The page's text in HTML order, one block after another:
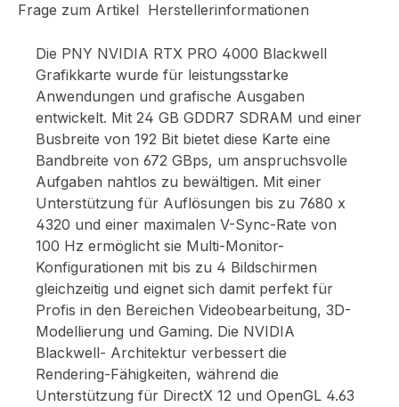
Frage zum Artikel Herstellerinformationen
Die PNY NVIDIA RTX PRO 4000 Blackwell
Grafikkarte wurde für leistungsstarke
Anwendungen und grafische Ausgaben
entwickelt. Mit 24 GB GDDR7 SDRAM und einer
Busbreite von 192 Bit bietet diese Karte eine
Bandbreite von 672 GBps, um anspruchsvolle
Aufgaben nahtlos zu bewältigen. Mit einer
Unterstützung für Auflösungen bis zu 7680 x
4320 und einer maximalen V-Sync-Rate von
100 Hz ermöglicht sie Multi-Monitor-
Konfigurationen mit bis zu 4 Bildschirmen
gleichzeitig und eignet sich damit perfekt für
Profis in den Bereichen Videobearbeitung, 3D-
Modellierung und Gaming. Die NVIDIA
Blackwell- Architektur verbessert die
Rendering-Fähigkeiten, während die
Unterstützung für DirectX 12 und OpenGL 4.63